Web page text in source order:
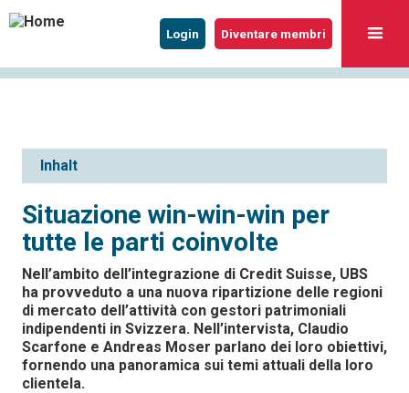
Diventare membri
Login
Inhalt
Situazione win-win-win per
tutte le parti coinvolte
Nell’ambito dell’integrazione di Credit Suisse, UBS
ha provveduto a una nuova ripartizione delle regioni
di mercato dell’attività con gestori patrimoniali
indipendenti in Svizzera. Nell’intervista, Claudio
Scarfone e Andreas Moser parlano dei loro obiettivi,
fornendo una panoramica sui temi attuali della loro
clientela.